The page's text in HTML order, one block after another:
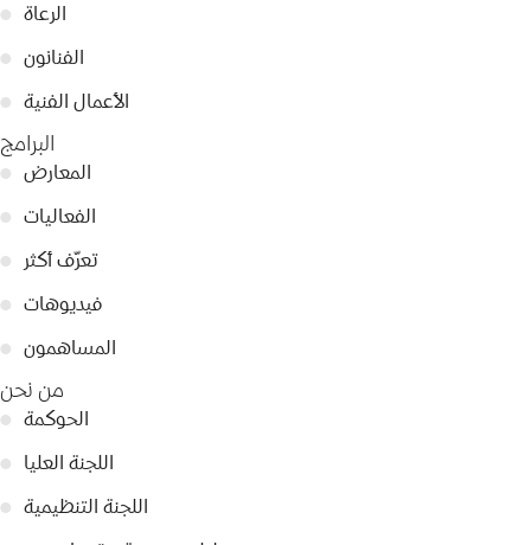
● الرعاة
● الفنانون
● الأعمال الفنية
البرامج
● المعارض
● الفعاليات
●
تعرّف أكثر
● فيديوهات
● المساهمون
من نحن
● الحوكمة
● اللجنة العليا
● اللجنة التنظيمية